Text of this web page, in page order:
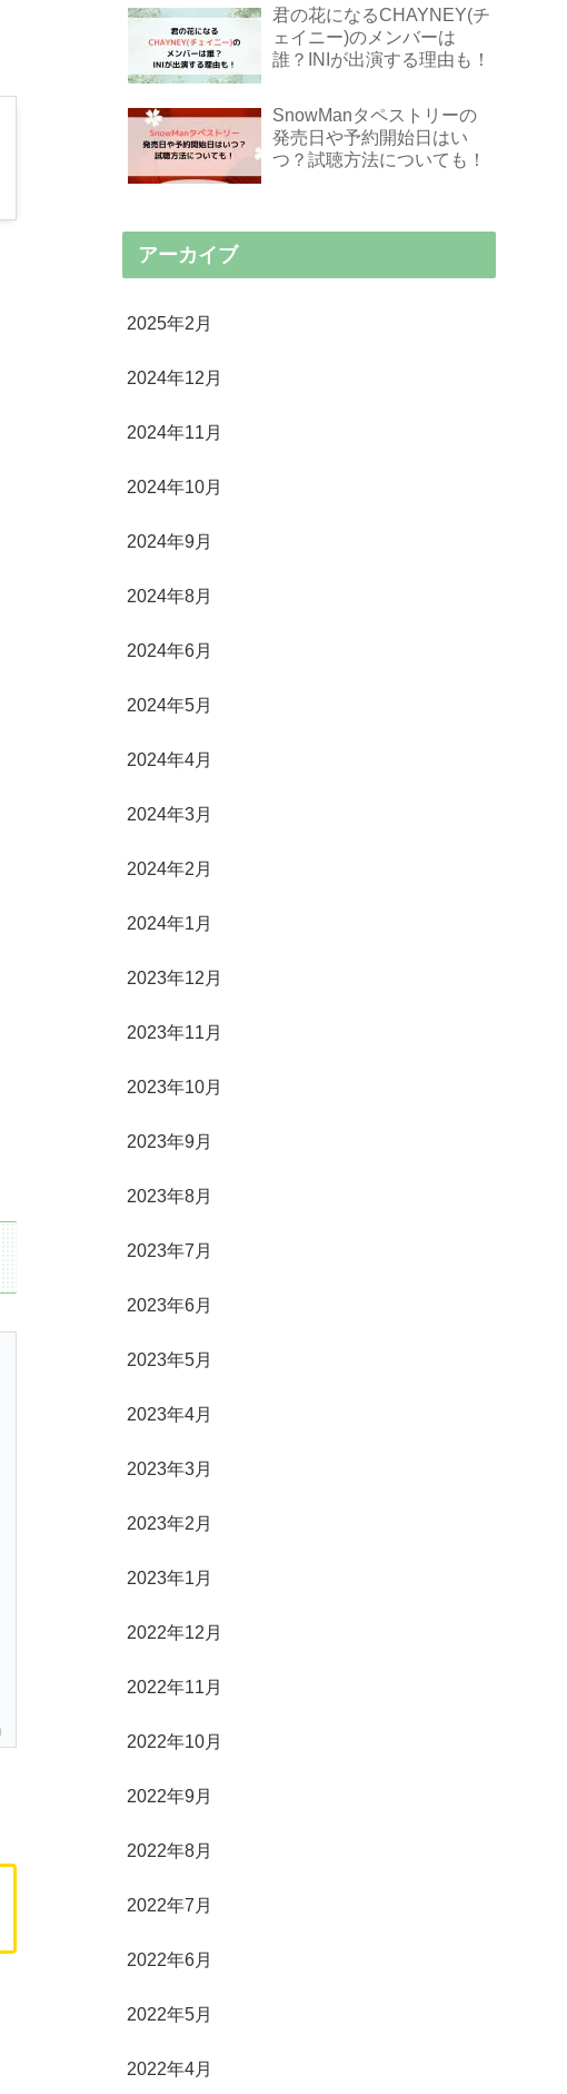
君の花になるCHAYNEY(チ
ェイニー)のメンバーは
誰？INIが出演する理由も！
SnowManタペストリーの
発売日や予約開始日はい
つ？試聴方法についても！
アーカイブ
2025年2月
2024年12月
2024年11月
2024年10月
2024年9月
2024年8月
2024年6月
2024年5月
2024年4月
2024年3月
2024年2月
2024年1月
2023年12月
2023年11月
2023年10月
2023年9月
2023年8月
2023年7月
2023年6月
2023年5月
2023年4月
2023年3月
2023年2月
2023年1月
2022年12月
2022年11月
2022年10月
2022年9月
2022年8月
2022年7月
2022年6月
2022年5月
2022年4月